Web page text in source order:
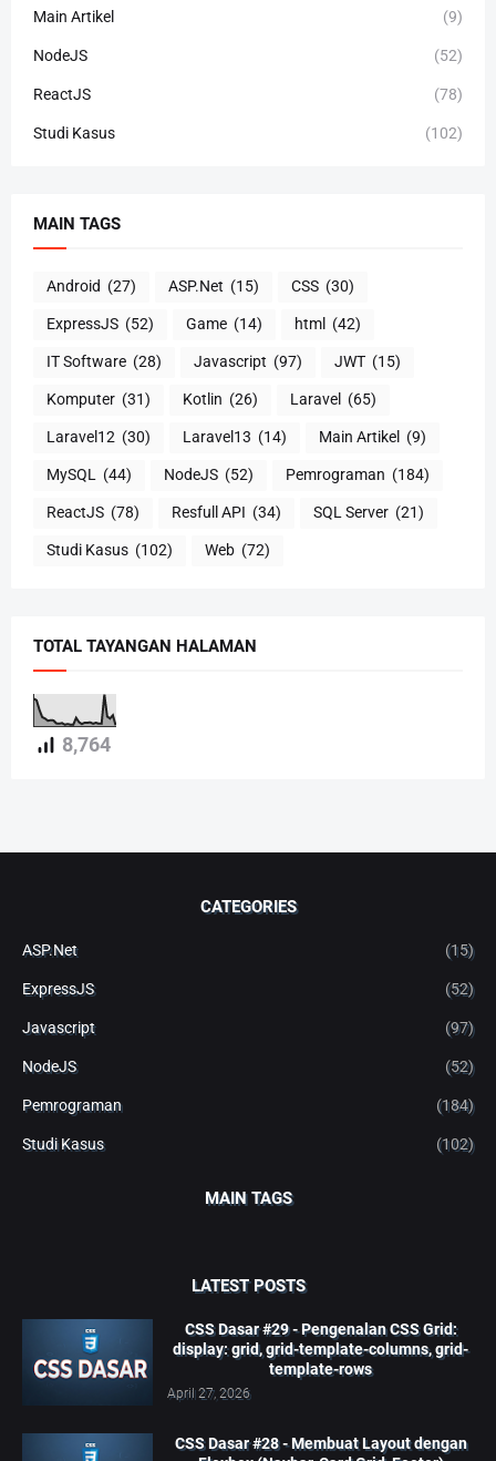
Main Artikel (9)
NodeJS (52)
ReactJS (78)
Studi Kasus (102)
MAIN TAGS
Android (27) ASP.Net (15) CSS (30)
ExpressJS (52) Game (14) html (42)
IT Software (28) Javascript (97) JWT (15)
Komputer (31) Kotlin (26) Laravel (65)
Laravel12 (30) Laravel13 (14) Main Artikel (9)
MySQL (44) NodeJS (52) Pemrograman (184)
ReactJS (78) Resfull API (34) SQL Server (21)
Studi Kasus (102) Web (72)
TOTAL TAYANGAN HALAMAN
8,764
CATEGORIES
ASP.Net (15)
ExpressJS (52)
Javascript (97)
NodeJS (52)
Pemrograman (184)
Studi Kasus (102)
MAIN TAGS
LATEST POSTS
CSS Dasar #29 - Pengenalan CSS Grid:
display: grid, grid-template-columns, grid-
template-rows
April 27, 2026
CSS Dasar #28 - Membuat Layout dengan